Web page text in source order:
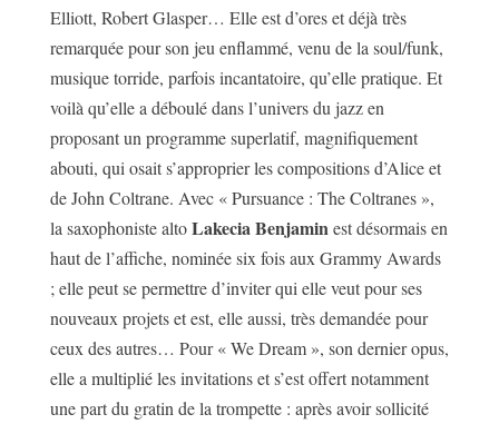
Elliott, Robert Glasper… Elle est d’ores et déjà très
remarquée pour son jeu enflammé, venu de la soul/funk,
musique torride, parfois incantatoire, qu’elle pratique. Et
voilà qu’elle a déboulé dans l’univers du jazz en
proposant un programme superlatif, magnifiquement
abouti, qui osait s’approprier les compositions d’Alice et
de John Coltrane. Avec « Pursuance : The Coltranes »,
la saxophoniste altoLakecia Benjamin est désormais en
haut de l’affiche, nominée six fois aux Grammy Awards
; elle peut se permettre d’inviter qui elle veut pour ses
nouveaux projets et est, elle aussi, très demandée pour
ceux des autres… Pour « We Dream », son dernier opus,
elle a multiplié les invitations et s’est offert notamment
une part du gratin de la trompette : après avoir sollicité